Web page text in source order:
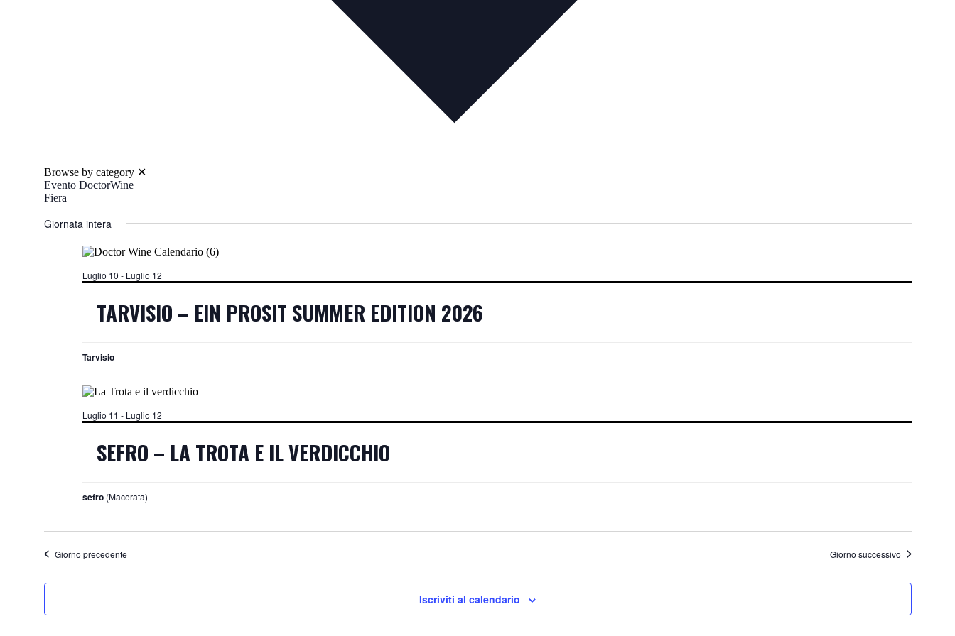
Browse by category ✕
Evento DoctorWine
Fiera
Giornata intera
TARVISIO – EIN PROSIT SUMMER EDITION 2026
Luglio 10 - Luglio 12
Tarvisio
SEFRO – LA TROTA E IL VERDICCHIO
Luglio 11 - Luglio 12
sefro (Macerata)
Giorno precedente Giorno successivo
Iscriviti al calendario